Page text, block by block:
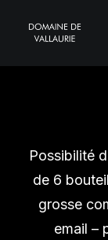
Possibilité
de 6
grosse
email –